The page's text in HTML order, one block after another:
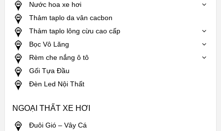
Nước hoa xe hơi
Thảm taplo da vân cacbon
Thảm taplo lông cừu cao cấp
Bọc Vô Lăng
Rèm che nắng ô tô
Gối Tựa Đầu
Đèn Led Nội Thất
NGOẠI THẤT XE HƠI
Đuôi Gió – Vây Cá